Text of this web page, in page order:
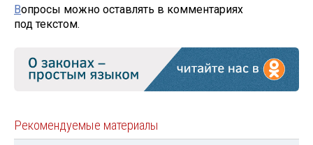
Вопросы можно оставлять в комментариях
под текстом.
Рекомендуемые материалы